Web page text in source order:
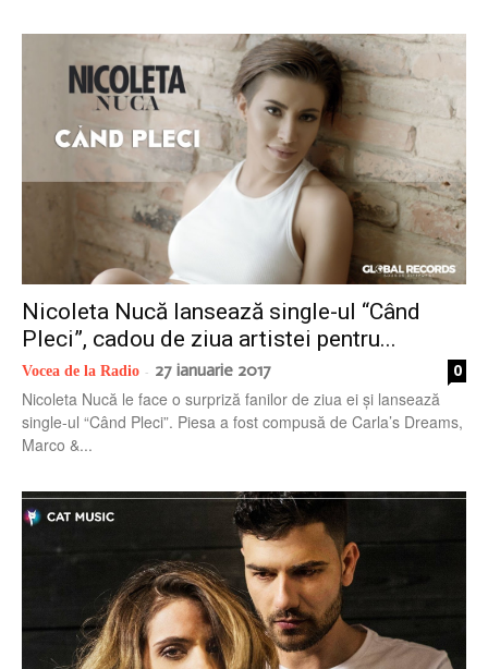
Nicoleta Nucă lansează single-ul “Când
Pleci”, cadou de ziua artistei pentru...
Vocea de la Radio - 27 ianuarie 2017 0
Nicoleta Nucă le face o surpriză fanilor de ziua ei și lansează
single-ul “Când Pleci”. Piesa a fost compusă de Carla’s Dreams,
Marco &...